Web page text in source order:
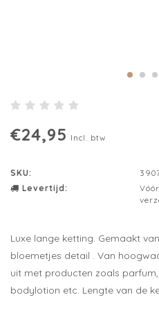
€24,95 Incl. btw
SKU:
Levertijd:
Luxe lange ketting. Gemaakt
bloemetjes detail . Van
uit met producten zoals
bodylotion etc. Lengte van de